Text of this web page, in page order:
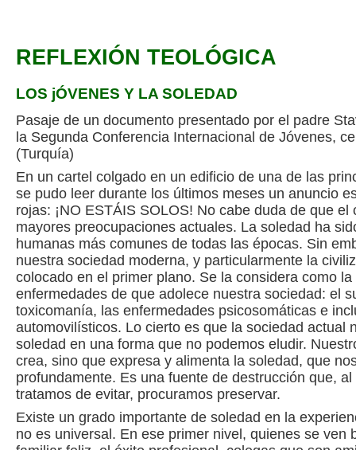
REFLEXIÓN TEOLÓGICA
LOS jÓVENES Y LA SOLEDAD
Pasaje de un documento presentado por el padre
la Segunda Conferencia Internacional de Jóvenes,
(Turquía)
En un cartel colgado en un edificio de una de las
se pudo leer durante los últimos meses un anuncio
rojas: ¡NO ESTÁIS SOLOS! No cabe duda de que
mayores preocupaciones actuales. La soledad ha
humanas más comunes de todas las épocas. Sin
nuestra sociedad moderna, y particularmente la
colocado en el primer plano. Se la considera como
enfermedades de que adolece nuestra sociedad: el
toxicomanía, las enfermedades psicosomáticas e
automovilísticos. Lo cierto es que la sociedad actual
soledad en una forma que no podemos eludir.
crea, sino que expresa y alimenta la soledad, que
profundamente. Es una fuente de destrucción que,
tratamos de evitar, procuramos preservar.
Existe un grado importante de soledad en la
no es universal. En ese primer nivel, quienes se ven